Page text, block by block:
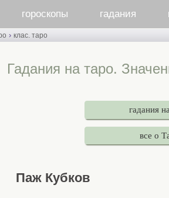
гороскопы гадания
› клас. таро
Гадания на таро.
гадания
все о
Паж Кубков